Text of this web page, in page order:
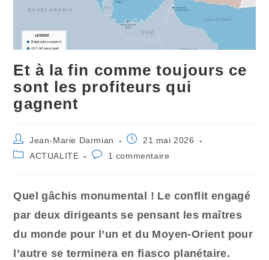
Et à la fin comme toujours ce
sont les profiteurs qui
gagnent
Auteur/autrice
de
la
Jean-Marie Darmian
Publication
21 mai 2026
PostACTUALITE
Commentaires
1 commentaire
Quel gâchis monumental ! Le conflit engagé
par deux dirigeants se pensant les maîtres
du monde pour l’un et du Moyen-Orient pour
l’autre se terminera en fiasco planétaire.